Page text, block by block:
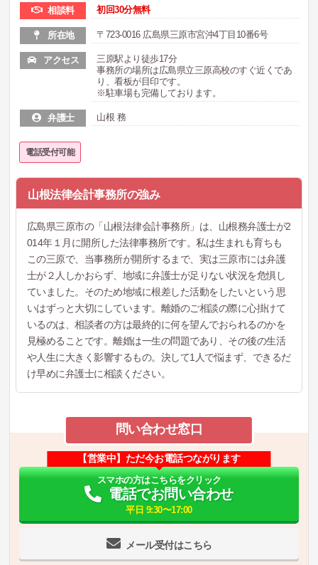
相談料 初回30分無料
所在地 〒723-0016 広島県三原市宮沖4丁目10番6号
アクセス
三原駅より徒歩17分
事務所の場所は広島県立三原高校のすぐ近くであ
り、看板が目印です。
※駐車場も完備しております。
弁護士 山根 務
電話受付可能
山根法律会計事務所の強み
広島県三原市の「山根法律会計事務所」は、山根務弁護士が2
014年１月に開所した法律事務所です。私は生まれも育ちも
この三原で、当事務所が開所するまで、実は三原市には弁護
士が２人しかおらず、地域に弁護士が足りない状況を危惧し
ていました。そのため地域に根差した活動をしたいという思
いはずっと大切にしています。離婚のご相談の際に心掛けて
いるのは、相談者の方は最終的に何を望んでおられるのかを
見極めることです。離婚は一生の問題であり、その後の生活
や人生に大きく影響するもの。決して1人で悩まず、できるだ
け早めに弁護士に相談ください。
問い合わせ窓口
メール受付はこちら
【営業中】ただ今お電話つながります
スマホの方はこちらをクリック
電話でお問い合わせ
平日 9:30〜17:00